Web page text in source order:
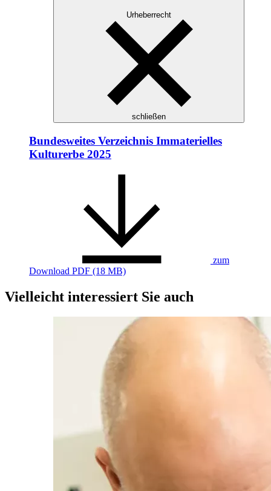
Urheberrecht
schließen
Bundesweites Verzeichnis Immaterielles
Kulturerbe 2025
zum
Download PDF (18 MB)
Vielleicht interessiert Sie auch